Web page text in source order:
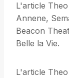
L'article
Annene,
Beacon
Belle la Vie.
L'article